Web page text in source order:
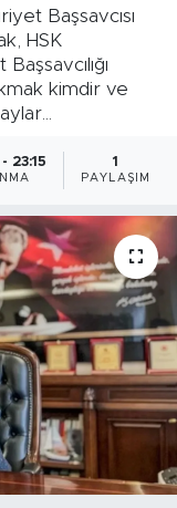
Başsavcısı
HSK
kimdir ve
23:15 1
PAYLAŞIM